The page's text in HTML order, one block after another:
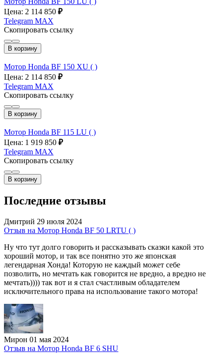
Цена: 2 114 850 ₽
Telegram MAX
Скопировать ссылку
В корзину
Мотор Honda BF 150 XU ( )
Цена: 2 114 850 ₽
Telegram MAX
Скопировать ссылку
В корзину
Мотор Honda BF 115 LU ( )
Цена: 1 919 850 ₽
Telegram MAX
Скопировать ссылку
В корзину
Последние отзывы
Дмитрий 29 июля 2024
Отзыв на Мотор Honda BF 50 LRTU ( )
Ну что тут долго говорить и рассказывать сказки какой это
хороший мотор, и так все понятно это же японская
легендарная Хонда! Которую не каждый может себе
позволить, но мечтать как говорится не вредно, а вредно не
мечтать)))) так вот и я стал счастливым обладателем
исключительного права на использование такого мотора!
Мирон 01 мая 2024
Отзыв на Мотор Honda BF 6 SHU